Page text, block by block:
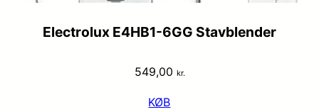
Electrolux E4HB1-6GG Stavblender
549,00 kr.
KØB